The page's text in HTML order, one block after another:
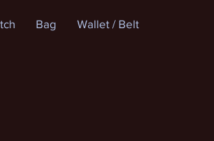
Bag Wallet / Belt